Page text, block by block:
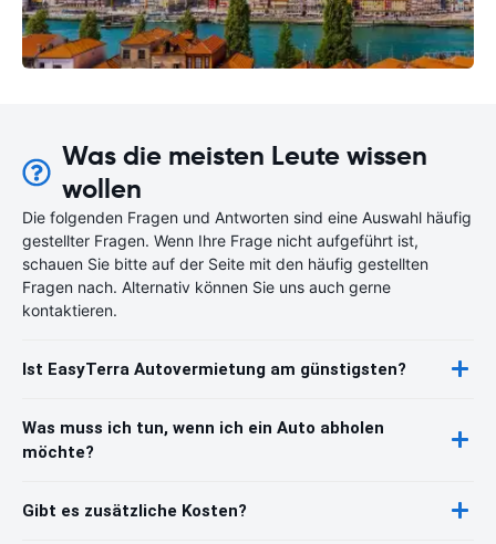
Was die meisten Leute wissen
wollen
Die folgenden Fragen und Antworten sind eine Auswahl häufig
gestellter Fragen. Wenn Ihre Frage nicht aufgeführt ist,
schauen Sie bitte auf der Seite mit den häufig gestellten
Fragen nach. Alternativ können Sie uns auch gerne
kontaktieren.
Ist EasyTerra Autovermietung am günstigsten?
Was muss ich tun, wenn ich ein Auto abholen
möchte?
Gibt es zusätzliche Kosten?